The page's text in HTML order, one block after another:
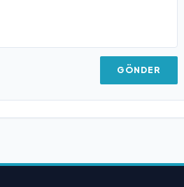
GÖNDER